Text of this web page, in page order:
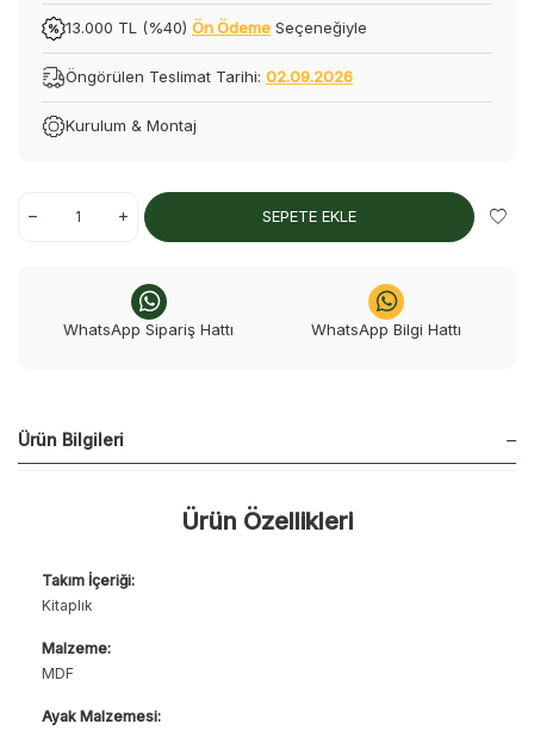
13.000 TL (%40) Ön Ödeme Seçeneğiyle
Öngörülen Teslimat Tarihi: 02.09.2026
Kurulum & Montaj
SEPETE EKLE
WhatsApp Sipariş Hattı WhatsApp Bilgi Hattı
Ürün Bilgileri
Ürün Özellikleri
Takım İçeriği:
Kitaplık
Malzeme:
MDF
Ayak Malzemesi: